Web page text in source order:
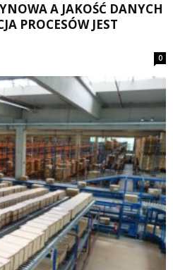
A JAKOŚĆ DANYCH
PROCESÓW JEST
0